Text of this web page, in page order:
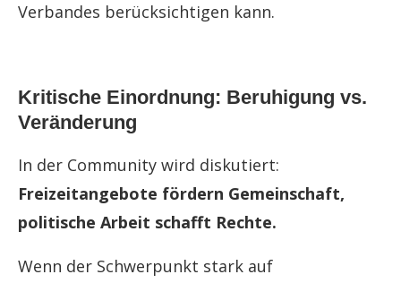
Verbandes berücksichtigen kann.
Kritische Einordnung: Beruhigung vs.
Veränderung
In der Community wird diskutiert:
Freizeitangebote fördern Gemeinschaft,
politische Arbeit schafft Rechte.
Wenn der Schwerpunkt stark auf